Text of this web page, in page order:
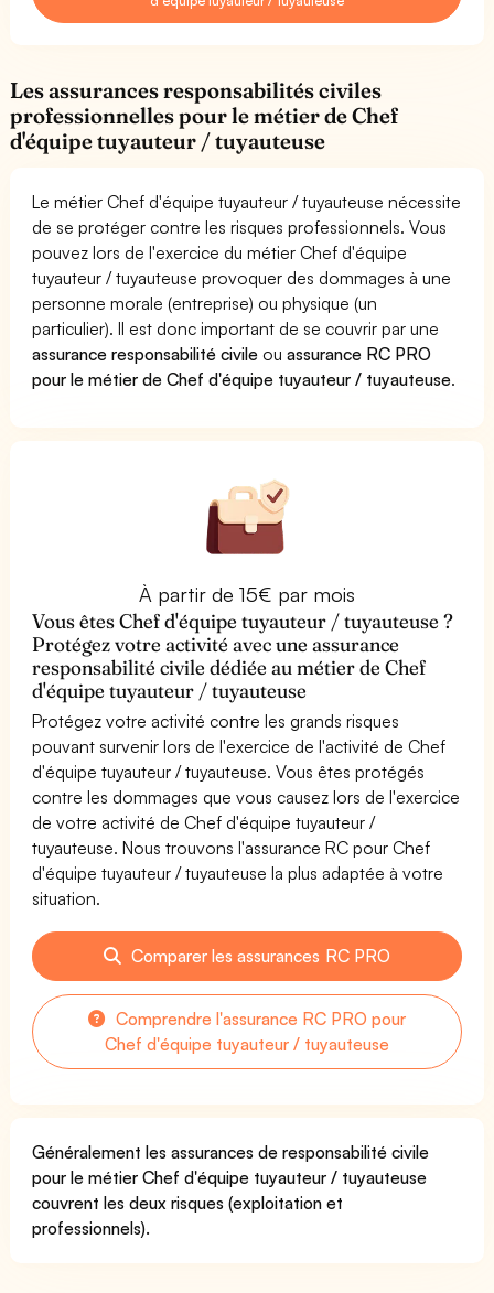
Les assurances responsabilités civiles
professionnelles pour le métier de Chef
d'équipe tuyauteur / tuyauteuse
Le métier Chef d'équipe tuyauteur / tuyauteuse nécessite
de se protéger contre les risques professionnels. Vous
pouvez lors de l'exercice du métier Chef d'équipe
tuyauteur / tuyauteuse provoquer des dommages à une
personne morale (entreprise) ou physique (un
particulier). Il est donc important de se couvrir par une
assurance responsabilité civile ouassurance RC PRO
pour le métier de Chef d'équipe tuyauteur / tuyauteuse.
À partir de 15€ par mois
Vous êtes Chef d'équipe tuyauteur / tuyauteuse ?
Protégez votre activité avec une assurance
responsabilité civile dédiée au métier de Chef
d'équipe tuyauteur / tuyauteuse
Protégez votre activité contre les grands risques
pouvant survenir lors de l'exercice de l'activité de Chef
d'équipe tuyauteur / tuyauteuse. Vous êtes protégés
contre les dommages que vous causez lors de l'exercice
de votre activité de Chef d'équipe tuyauteur /
tuyauteuse. Nous trouvons l'assurance RC pour Chef
d'équipe tuyauteur / tuyauteuse la plus adaptée à votre
situation.
Comparer les assurances RC PRO
Comprendre l'assurance RC PRO pour
Chef d'équipe tuyauteur / tuyauteuse
Généralement les assurances de responsabilité civile
pour le métier Chef d'équipe tuyauteur / tuyauteuse
couvrent les deux risques (exploitation et
professionnels).